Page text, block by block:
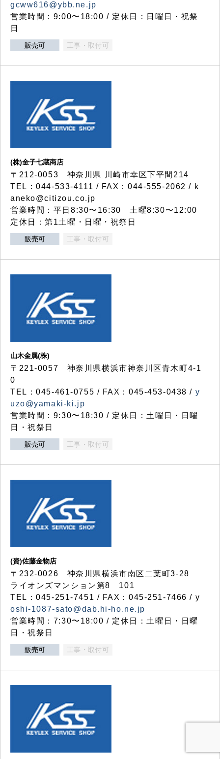
gcww616@ybb.ne.jp
営業時間：9:00〜18:00 / 定休日：日曜日・祝祭
日
販売可 工事・取付可
(株)金子七蔵商店
〒212-0053 神奈川県 川崎市幸区下平間214
TEL：044-533-4111 / FAX：044-555-2062 / k
aneko@citizou.co.jp
営業時間：平日8:30〜16:30 土曜8:30〜12:00
定休日：第1土曜・日曜・祝祭日
販売可 工事・取付可
山木金属(株)
〒221-0057 神奈川県横浜市神奈川区青木町4-1
0
TEL：045-461-0755 / FAX：045-453-0438 / y
uzo@yamaki-ki.jp
営業時間：9:30〜18:30 / 定休日：土曜日・日曜
日・祝祭日
販売可 工事・取付可
(資)佐藤金物店
〒232-0026 神奈川県横浜市南区二葉町3-28
ライオンズマンション第8 101
TEL：045-251-7451 / FAX：045-251-7466 / y
oshi-1087-sato@dab.hi-ho.ne.jp
営業時間：7:30〜18:00 / 定休日：土曜日・日曜
日・祝祭日
販売可 工事・取付可